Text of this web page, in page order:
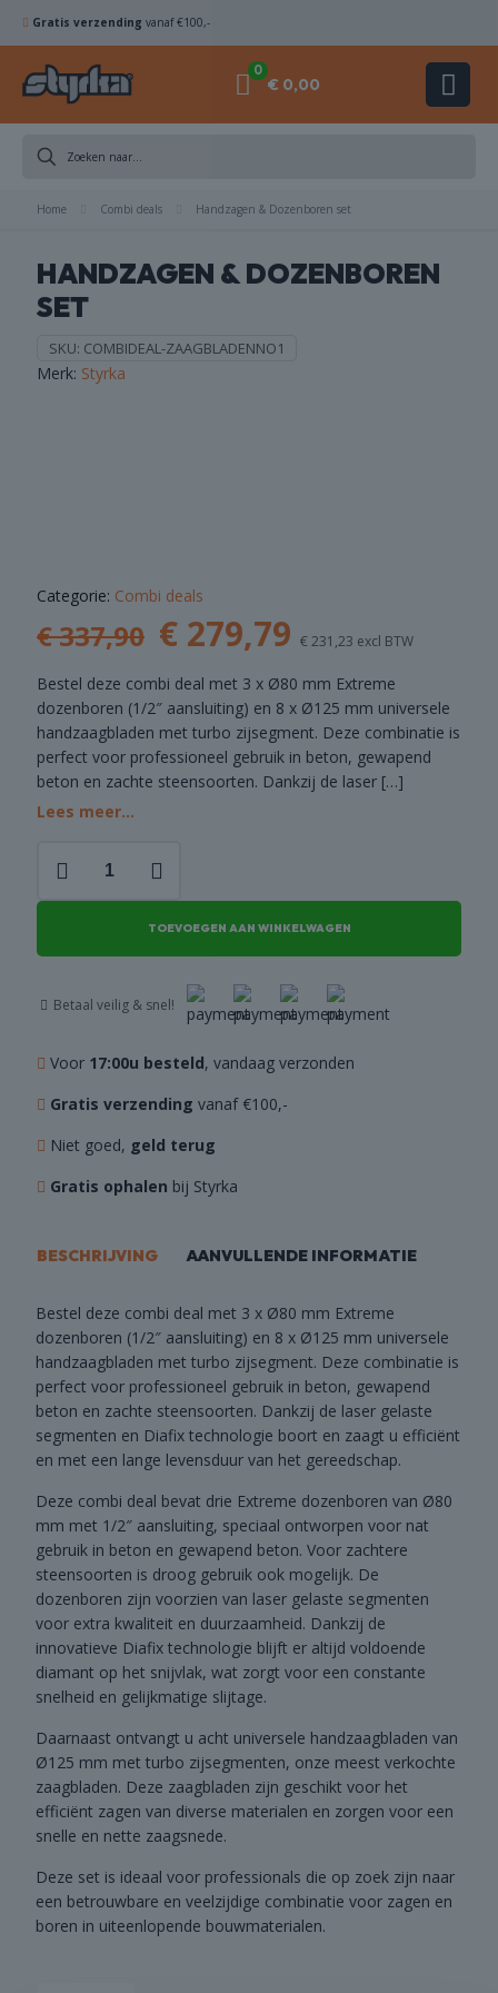
Gratis verzending vanaf €100,-
0
€ 0,00
Home Combi deals Handzagen & Dozenboren set
HANDZAGEN & DOZENBOREN
SET
SKU: COMBIDEAL-ZAAGBLADENNO1
Merk: Styrka
Categorie: Combi deals
€337,90 Oorspronkelijke
prijs
was:
€ 337,90.
€ 279,79 Huidige
prijs
is:
€ 279,79.
€ 231,23 excl BTW
Bestel deze combi deal met 3 x Ø80 mm Extreme
dozenboren (1/2″ aansluiting) en 8 x Ø125 mm universele
handzaagbladen met turbo zijsegment. Deze combinatie is
perfect voor professioneel gebruik in beton, gewapend
beton en zachte steensoorten. Dankzij de laser […]
Lees meer...
Dozenboren
aantal
TOEVOEGEN AAN WINKELWAGEN
Betaal veilig & snel!
Voor 17:00u besteld, vandaag verzonden
Gratis verzending vanaf €100,-
Niet goed, geld terug
Gratis ophalen bij Styrka
BESCHRIJVING AANVULLENDE INFORMATIE
Bestel deze combi deal met 3 x Ø80 mm Extreme
dozenboren (1/2″ aansluiting) en 8 x Ø125 mm universele
handzaagbladen met turbo zijsegment. Deze combinatie is
perfect voor professioneel gebruik in beton, gewapend
beton en zachte steensoorten. Dankzij de laser gelaste
segmenten en Diafix technologie boort en zaagt u efficiënt
en met een lange levensduur van het gereedschap.
Deze combi deal bevat drie Extreme dozenboren van Ø80
mm met 1/2″ aansluiting, speciaal ontworpen voor nat
gebruik in beton en gewapend beton. Voor zachtere
steensoorten is droog gebruik ook mogelijk. De
dozenboren zijn voorzien van laser gelaste segmenten
voor extra kwaliteit en duurzaamheid. Dankzij de
innovatieve Diafix technologie blijft er altijd voldoende
diamant op het snijvlak, wat zorgt voor een constante
snelheid en gelijkmatige slijtage.
Daarnaast ontvangt u acht universele handzaagbladen van
Ø125 mm met turbo zijsegmenten, onze meest verkochte
zaagbladen. Deze zaagbladen zijn geschikt voor het
efficiënt zagen van diverse materialen en zorgen voor een
snelle en nette zaagsnede.
Deze set is ideaal voor professionals die op zoek zijn naar
een betrouwbare en veelzijdige combinatie voor zagen en
boren in uiteenlopende bouwmaterialen.
& BEITELS